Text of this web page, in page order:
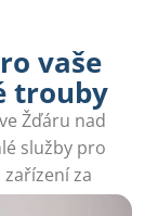
vaše
trouby
Žďáru nad
služby pro
za